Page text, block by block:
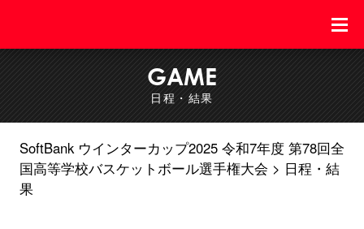
GAME
日程・結果
SoftBank ウインターカップ2025 令和7年度 第78回全
国高等学校バスケットボール選手権大会
日程・結
果